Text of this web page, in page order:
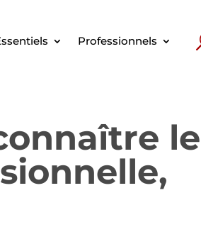
Professionnels
le